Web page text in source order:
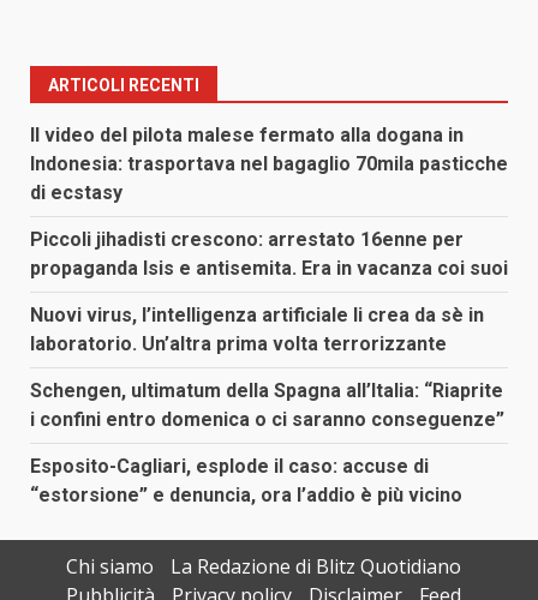
ARTICOLI RECENTI
Il video del pilota malese fermato alla dogana in
Indonesia: trasportava nel bagaglio 70mila pasticche
di ecstasy
Piccoli jihadisti crescono: arrestato 16enne per
propaganda Isis e antisemita. Era in vacanza coi suoi
Nuovi virus, l’intelligenza artificiale li crea da sè in
laboratorio. Un’altra prima volta terrorizzante
Schengen, ultimatum della Spagna all’Italia: “Riaprite
i confini entro domenica o ci saranno conseguenze”
Esposito-Cagliari, esplode il caso: accuse di
“estorsione” e denuncia, ora l’addio è più vicino
Chi siamo
La Redazione di Blitz Quotidiano